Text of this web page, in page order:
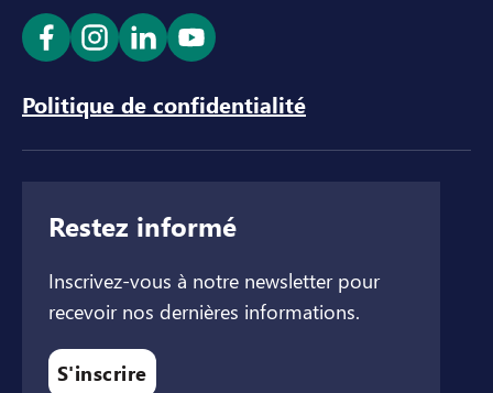
Ouvrir le lien dans un nouvel onglet
Ouvrir le lien dans un nouvel onglet
Ouvrir le lien dans un nouvel
Ouvrir le lien dans un
Politique de confidentialité
Restez informé
Inscrivez-vous à notre newsletter pour
recevoir nos dernières informations.
S'inscrire